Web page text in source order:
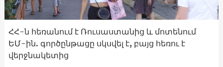
ՀՀ-ն հեռանում է Ռուսաստանից և մոտենում
ԵՄ-ին. գործընթացը սկսվել է, բայց հեռու է
վերջնակետից